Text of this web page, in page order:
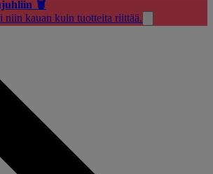
🦞
niin kauan kuin tuotteita riittää.